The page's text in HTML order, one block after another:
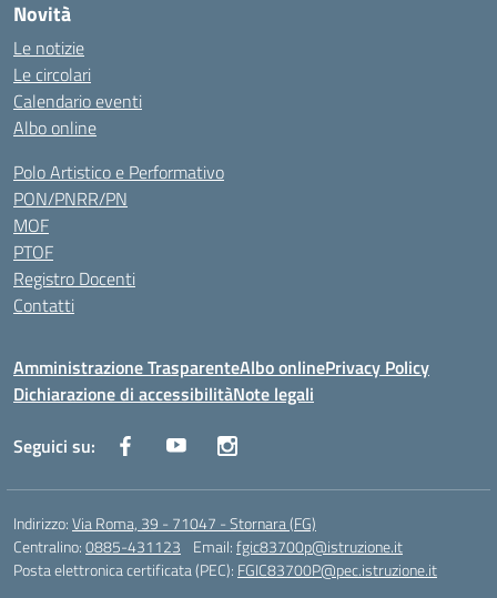
Novità
Le notizie
Le circolari
Calendario eventi
Albo online
Polo Artistico e Performativo
PON/PNRR/PN
MOF
PTOF
Registro Docenti
Contatti
Amministrazione TrasparenteAlbo onlinePrivacy Policy
Dichiarazione di accessibilitàNote legali
Seguici su:
Indirizzo:Via Roma, 39 - 71047 - Stornara (FG)
Centralino:0885-431123 Email:fgic83700p@istruzione.it
Posta elettronica certificata (PEC): FGIC83700P@pec.istruzione.it